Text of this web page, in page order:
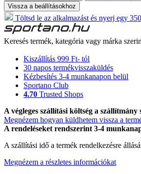
Vissza a beállításokhoz
Töltsd le az alkalmazást és nyerj egy
Keresés termék, kategória vagy márka
Kiszállítás 999 Ft- tól
30 napos termékvisszaküldés
Kézbesítés 3-4 munkanapon belül
Sportano Club
4.70 Trusted Shops
A végleges szállítási költség a
Megnézem hogyan küldhetem vissza a
A rendeléseket rendszerint 3-4
A szállítási idő a termék rendelkezésre
Megnézem a részletes információkat